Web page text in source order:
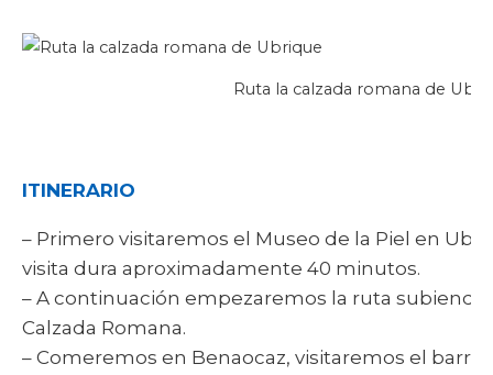
Ruta la calzada romana de
ITINERARIO
– Primero visitaremos el Museo de la Piel en
visita dura aproximadamente 40 minutos.
– A continuación empezaremos la ruta subiendo
Calzada Romana.
– Comeremos en Benaocaz, visitaremos el barrio